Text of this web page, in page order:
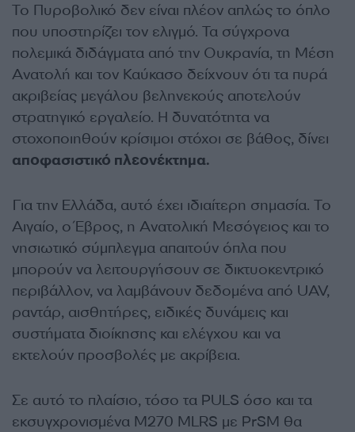
Το Πυροβολικό δεν είναι πλέον απλώς το όπλο
που υποστηρίζει τον ελιγμό. Τα σύγχρονα
πολεμικά διδάγματα από την Ουκρανία, τη Μέση
Ανατολή και τον Καύκασο δείχνουν ότι τα πυρά
ακριβείας μεγάλου βεληνεκούς αποτελούν
στρατηγικό εργαλείο. Η δυνατότητα να
στοχοποιηθούν κρίσιμοι στόχοι σε βάθος, δίνει
αποφασιστικό πλεονέκτημα.
Για την Ελλάδα, αυτό έχει ιδιαίτερη σημασία. Το
Αιγαίο, ο Έβρος, η Ανατολική Μεσόγειος και το
νησιωτικό σύμπλεγμα απαιτούν όπλα που
μπορούν να λειτουργήσουν σε δικτυοκεντρικό
περιβάλλον, να λαμβάνουν δεδομένα από UAV,
ραντάρ, αισθητήρες, ειδικές δυνάμεις και
συστήματα διοίκησης και ελέγχου και να
εκτελούν προσβολές με ακρίβεια.
Σε αυτό το πλαίσιο, τόσο τα PULS όσο και τα
εκσυγχρονισμένα M270 MLRS με PrSM θα